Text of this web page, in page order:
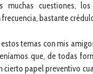
muchas cuestiones,
bastante
temas con mis
que, de todas
cierto papel preventivo